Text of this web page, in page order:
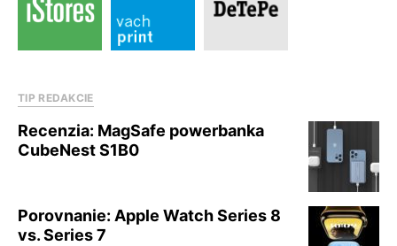
TIP REDAKCIE
Recenzia: MagSafe powerbanka
CubeNest S1B0
Porovnanie: Apple Watch Series 8
vs. Series 7